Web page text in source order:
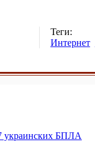
Теги:
Интернет
украинских БПЛА